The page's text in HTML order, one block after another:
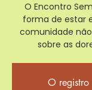
O Encontro
forma de estar
comunidade
sobre as
O registro